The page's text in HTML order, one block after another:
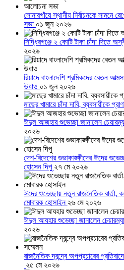
সোনারগাঁয়ে স্থানীয় নির্বাচনকে সামনে
সভা ০১ জুন ২০২৬
সিদ্ধিরগঞ্জে ২ কোটি টাকা চাঁদা দিতে
২০২৬
রিয়াদে বাংলাদেশি শ্রমিকদের বেতন
উধাও ০১ জুন ২০২৬
মাছের খামারে চাঁদা দাবি, ব্যবসায়ীকে
ঈদুল আজহার শুভেচ্ছা জানালেন
২০২৬
দেশ-বিদেশের শুভাকাঙ্ক্ষীদের ঈদের
হোসেন দিপু ২৭ মে ২০২৬
ঈদের শুভেচ্ছায় নতুন রাজনৈতিক বার্তা,
মোবারক হোসাইন ২৬ মে ২০২৬
ঈদুল আযহার শুভেচ্ছা জানালেন
২০২৬
রাজনৈতিক দ্বন্দ্বে অপপ্রচারের
২৫ মে ২০২৬